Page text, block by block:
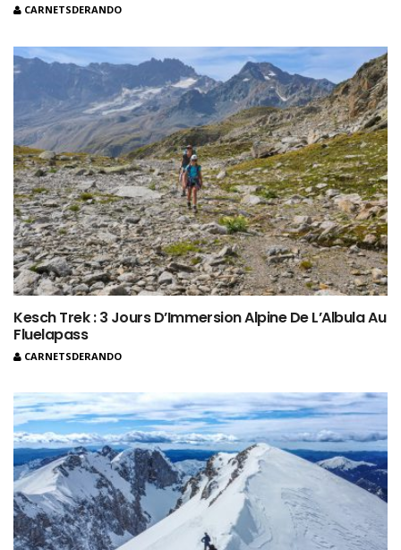
CARNETSDERANDO
Kesch Trek : 3 Jours D’Immersion Alpine De L’Albula Au
Fluelapass
CARNETSDERANDO